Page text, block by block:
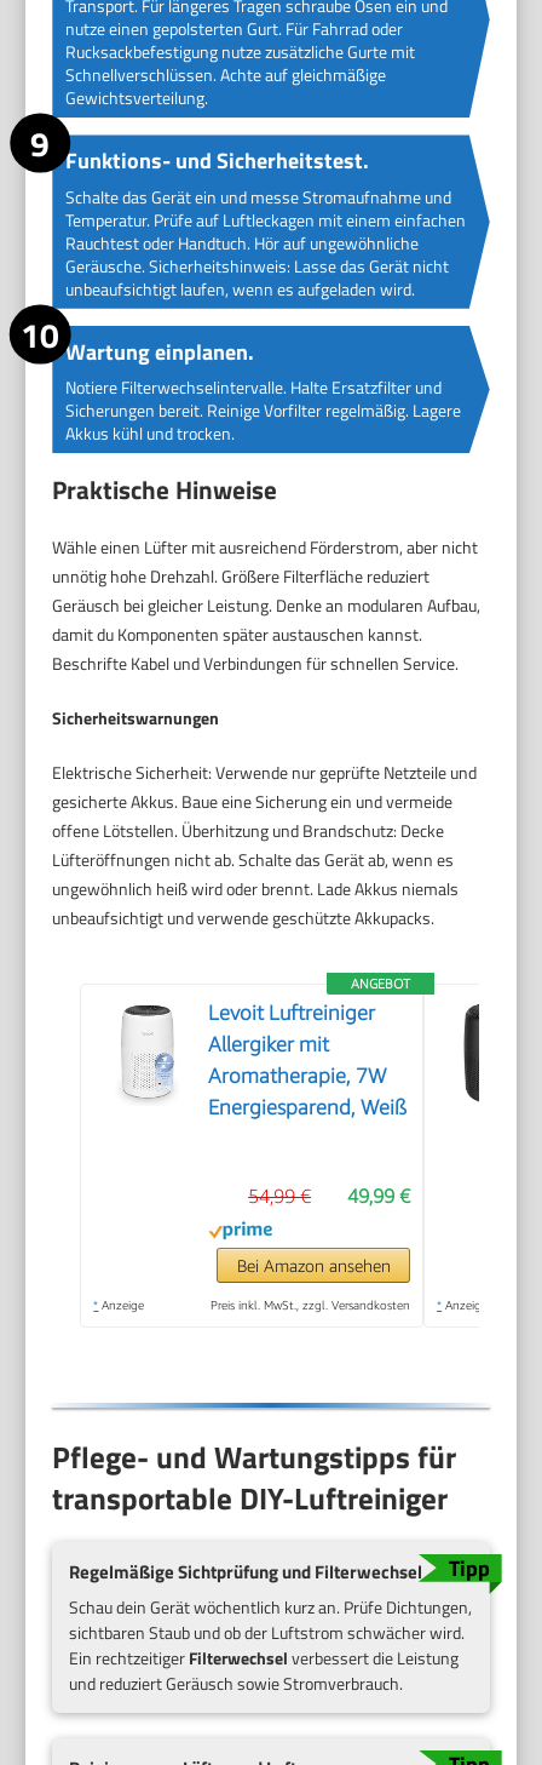
Transport. Für längeres Tragen schraube Ösen ein und
nutze einen gepolsterten Gurt. Für Fahrrad oder
Rucksackbefestigung nutze zusätzliche Gurte mit
Schnellverschlüssen. Achte auf gleichmäßige
Gewichtsverteilung.
Funktions- und Sicherheitstest.
Schalte das Gerät ein und messe Stromaufnahme und
Temperatur. Prüfe auf Luftleckagen mit einem einfachen
Rauchtest oder Handtuch. Hör auf ungewöhnliche
Geräusche. Sicherheitshinweis: Lasse das Gerät nicht
unbeaufsichtigt laufen, wenn es aufgeladen wird.
Wartung einplanen.
Notiere Filterwechselintervalle. Halte Ersatzfilter und
Sicherungen bereit. Reinige Vorfilter regelmäßig. Lagere
Akkus kühl und trocken.
Praktische Hinweise
Wähle einen Lüfter mit ausreichend Förderstrom, aber nicht
unnötig hohe Drehzahl. Größere Filterfläche reduziert
Geräusch bei gleicher Leistung. Denke an modularen Aufbau,
damit du Komponenten später austauschen kannst.
Beschrifte Kabel und Verbindungen für schnellen Service.
Sicherheitswarnungen
Elektrische Sicherheit: Verwende nur geprüfte Netzteile und
gesicherte Akkus. Baue eine Sicherung ein und vermeide
offene Lötstellen. Überhitzung und Brandschutz: Decke
Lüfteröffnungen nicht ab. Schalte das Gerät ab, wenn es
ungewöhnlich heiß wird oder brennt. Lade Akkus niemals
unbeaufsichtigt und verwende geschützte Akkupacks.
ANGEBOT
Levoit Luftreiniger
Allergiker mit
Aromatherapie, 7W
Energiesparend, Weiß
49,99 €
54,99 €
Bei Amazon ansehen
* Anzeige Preis inkl. MwSt., zzgl. Versandkosten * Anzeige
Pflege- und Wartungstipps für
transportable DIY-Luftreiniger
Regelmäßige Sichtprüfung und Filterwechsel
Schau dein Gerät wöchentlich kurz an. Prüfe Dichtungen,
sichtbaren Staub und ob der Luftstrom schwächer wird.
Ein rechtzeitigerFilterwechselverbessert die Leistung
und reduziert Geräusch sowie Stromverbrauch.